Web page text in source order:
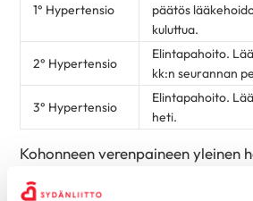
1° Hypertensio
päätös
kuluttua.
2° Hypertensio
Elintapahoito.
kk:n seurannan
3° Hypertensio
Elintapahoito.
heti.
Kohonneen verenpaineen yleinen
keskimääräinen verenpainetaso